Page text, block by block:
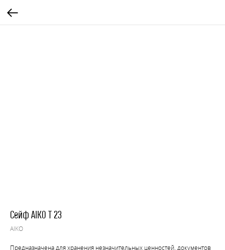
Сейф AIKO Т 23
AIKO
Предназначена для хранения незначительных ценностей, документов